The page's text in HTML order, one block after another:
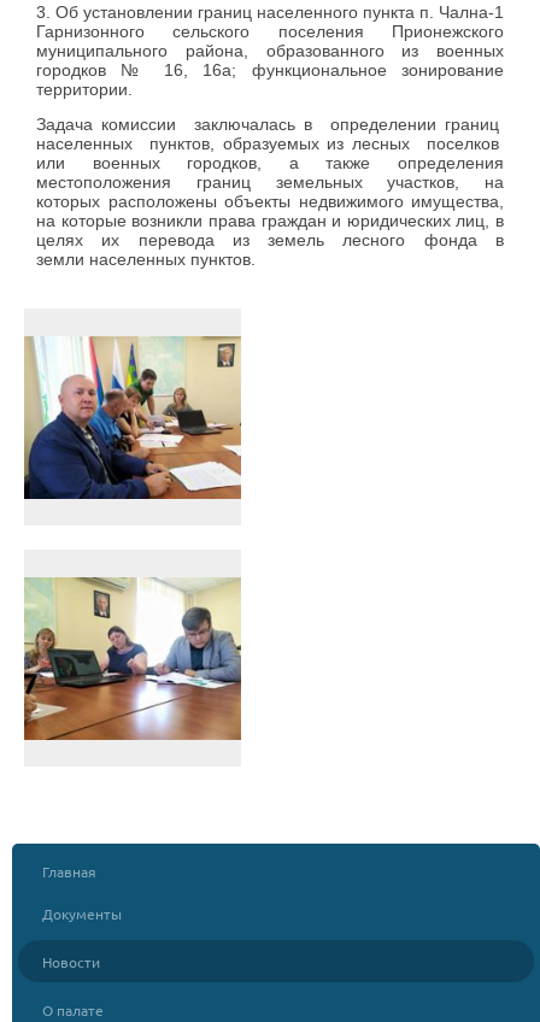
3. Об установлении границ населенного пункта п. Чална-1
Гарнизонного сельского поселения Прионежского
муниципального района, образованного из военных
городков № 16, 16а; функциональное зонирование
территории.
Задача комиссии заключалась в определении границ
населенных пунктов, образуемых из лесных поселков
или военных городков, а также определения
местоположения границ земельных участков, на
которых расположены объекты недвижимого имущества,
на которые возникли права граждан и юридических лиц, в
целях их перевода из земель лесного фонда в
земли населенных пунктов.
Главная
Документы
Новости
О палате